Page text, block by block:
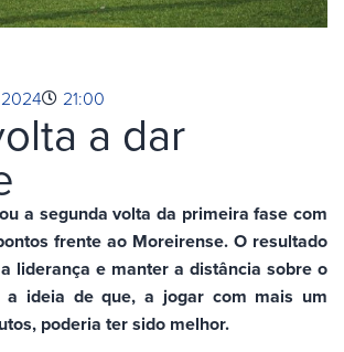
21:00
a dar
a segunda volta da primeira fase com
frente ao Moreirense. O resultado
liderança e manter a distância sobre o
a ideia de que, a jogar com mais um
poderia ter sido melhor.